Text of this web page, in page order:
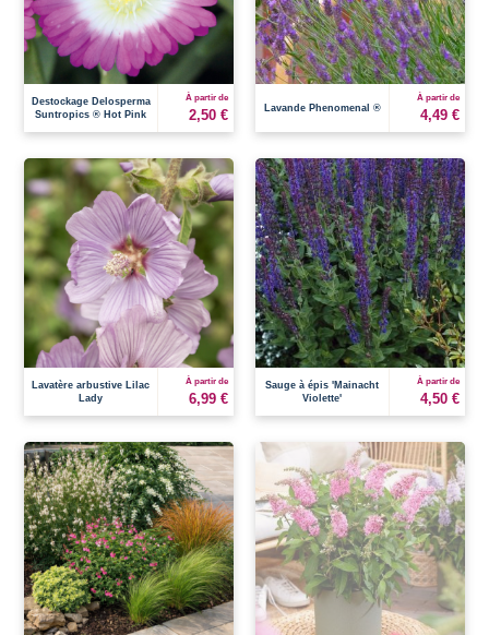
Destockage Delosperma
Suntropics ® Hot Pink
À partir de
2,50 € Lavande Phenomenal ®
À partir de
4,49 €
Lavatère arbustive Lilac
Lady
À partir de
6,99 €
Sauge à épis 'Mainacht
Violette'
À partir de
4,50 €